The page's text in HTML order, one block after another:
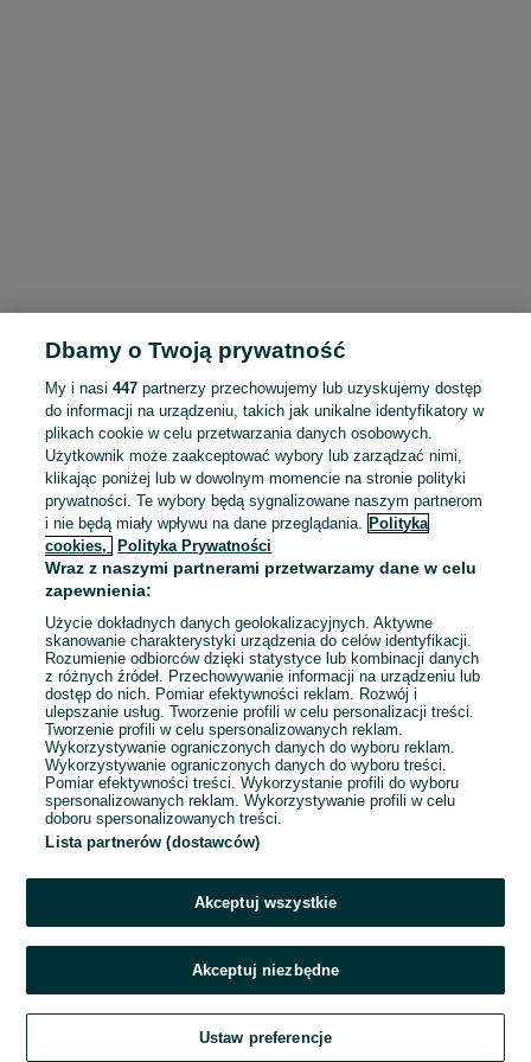
To ogłoszenie nie jest już dostępne
Przejdź na stronę główną
Dbamy o Twoją prywatność
My i nasi447 partnerzy przechowujemy lub uzyskujemy dostęp
do informacji na urządzeniu, takich jak unikalne identyfikatory w
plikach cookie w celu przetwarzania danych osobowych.
Użytkownik może zaakceptować wybory lub zarządzać nimi,
klikając poniżej lub w dowolnym momencie na stronie polityki
prywatności. Te wybory będą sygnalizowane naszym partnerom
i nie będą miały wpływu na dane przeglądania. Polityka
cookies,
Polityka Prywatności
Wraz z naszymi partnerami przetwarzamy dane w celu
zapewnienia:
Użycie dokładnych danych geolokalizacyjnych. Aktywne
skanowanie charakterystyki urządzenia do celów identyfikacji.
Rozumienie odbiorców dzięki statystyce lub kombinacji danych
z różnych źródeł. Przechowywanie informacji na urządzeniu lub
dostęp do nich. Pomiar efektywności reklam. Rozwój i
ulepszanie usług. Tworzenie profili w celu personalizacji treści.
Tworzenie profili w celu spersonalizowanych reklam.
Wykorzystywanie ograniczonych danych do wyboru reklam.
Wykorzystywanie ograniczonych danych do wyboru treści.
Pomiar efektywności treści. Wykorzystanie profili do wyboru
spersonalizowanych reklam. Wykorzystywanie profili w celu
doboru spersonalizowanych treści.
Lista partnerów (dostawców)
Akceptuj wszystkie
Akceptuj niezbędne
Ustaw preferencje